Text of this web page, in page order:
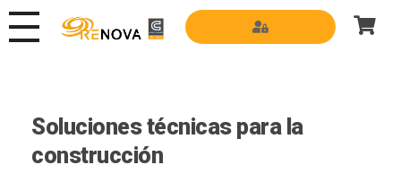
Soluciones técnicas para la
construcción